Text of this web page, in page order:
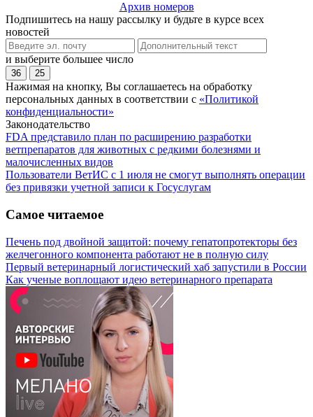
Архив номеров
Подпишитесь на нашу рассылку и будьте в курсе всех
новостей
и выберите большее число
36 25
Нажимая на кнопку, Вы соглашаетесь на обработку
персональных данных в соответствии с «Политикой
конфиденциальности»
Законодательство
FDA представило план по расширению разработки
ветпрепаратов для животных с редкими болезнями и
малочисленных видов
Пользователи ВетИС с 1 июля не смогут выполнять операции
без привязки учетной записи к Госуслугам
Самое читаемое
Печень под двойной защитой: почему гепатопротекторы без
желчегонного компонента работают не в полную силу
Первый ветеринарный логистический хаб запустили в России
Как ученые воплощают идею ветеринарного препарата